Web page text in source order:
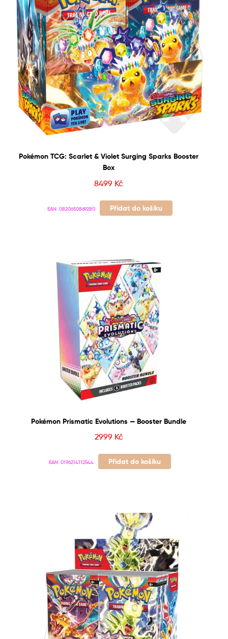
Pokémon TCG: Scarlet & Violet Surging Sparks Booster
Box
8499 Kč
EAN: 0820650869280 Přidat do košíku
Pokémon Prismatic Evolutions — Booster Bundle
2999 Kč
EAN: 0196214112544 Přidat do košíku